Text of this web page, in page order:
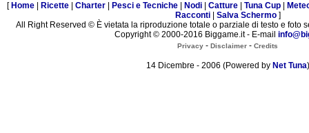
[ Home Ricette Charter Pesci e Tecniche Nodi Catture Tuna Cup
Racconti| Salva Schermo]
All Right Reserved © È vietata la riproduzione totale o parziale di testo e foto
Copyright © 2000-2016 Biggame.it - E-mail
Privacy - Disclaimer - Credits
14 Dicembre - 2006 (Powered by Net Tuna)